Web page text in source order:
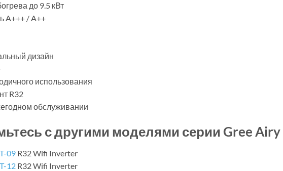
до 9.5 кВт
A+++ / A++
дизайн
использования
R32
обслуживании
с другими моделями серии Gree Airy
09 R32 Wifi Inverter
12 R32 Wifi Inverter